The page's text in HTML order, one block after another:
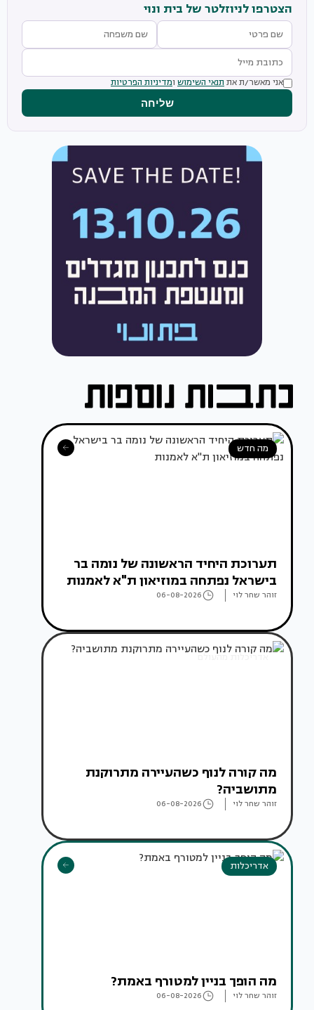
הצטרפו לניוזלטר של בית ונוי
אני מאשר/ת את תנאי השימוש ומדיניות הפרטיות
שליחה
מה חדש
תערוכת היחיד הראשונה של נומה בר
בישראל נפתחה במוזיאון ת"א לאמנות
זוהר שחר לוי 06-08-2026
אדריכלות מהעולם
מה קורה לנוף כשהעיירה מתרוקנת
מתושביה?
זוהר שחר לוי 06-08-2026
אדריכלות
מה הופך בניין למטורף באמת?
זוהר שחר לוי 06-08-2026